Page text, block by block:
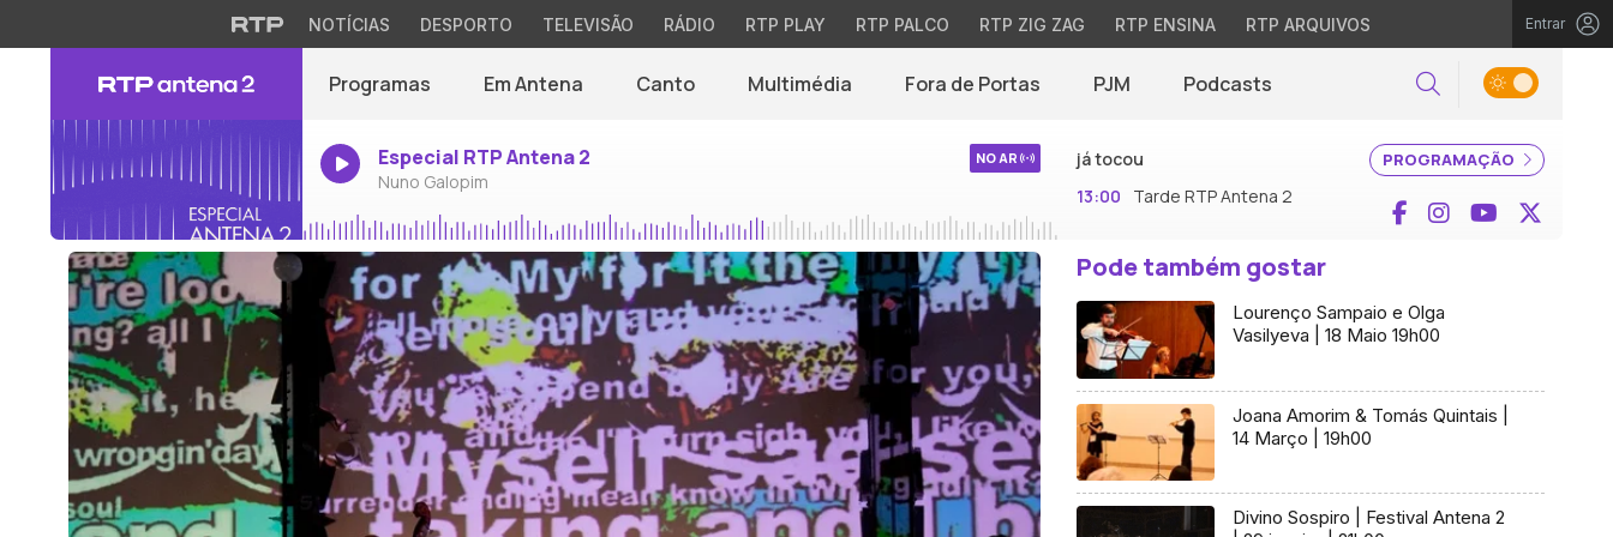
NOTÍCIAS DESPORTO TELEVISÃO RÁDIO RTP PLAY RTP PALCO RTP ZIG ZAG RTP ENSINA RTP ARQUIVOS Entrar
Programas Em Antena Canto Multimédia Fora de Portas PJM Podcasts Pesquisar
Especial RTP Antena 2
Nuno Galopim
NO AR PROGRAMAÇÃO
já tocou
13:00
Tarde RTP Antena 2 Facebook
InstagramYouTube
Pode também gostar
Lourenço Sampaio e Olga
Vasilyeva | 18 Maio 19h00
Joana Amorim & Tomás Quintais |
14 Março | 19h00
Divino Sospiro | Festival Antena 2